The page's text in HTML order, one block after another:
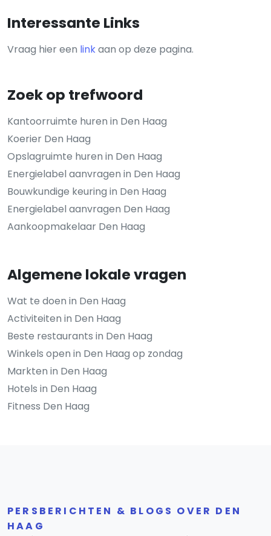
Interessante Links
Vraag hier een linkaan op deze pagina.
Zoek op trefwoord
Kantoorruimte huren in Den Haag
Koerier Den Haag
Opslagruimte huren in Den Haag
Energielabel aanvragen in Den Haag
Bouwkundige keuring in Den Haag
Energielabel aanvragen Den Haag
Aankoopmakelaar Den Haag
Algemene lokale vragen
Wat te doen in Den Haag
Activiteiten in Den Haag
Beste restaurants in Den Haag
Winkels open in Den Haag op zondag
Markten in Den Haag
Hotels in Den Haag
Fitness Den Haag
PERSBERICHTEN & BLOGS OVER DEN
HAAG